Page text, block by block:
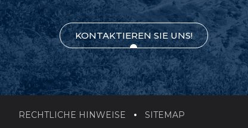
KONTAKTIEREN SIE UNS!
RECHTLICHE HINWEISE SITEMAP